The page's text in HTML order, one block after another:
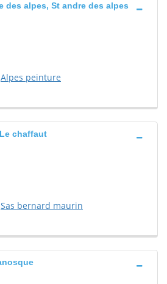
des alpes, St andre des alpes
Alpes peinture
chaffaut
Sas bernard maurin